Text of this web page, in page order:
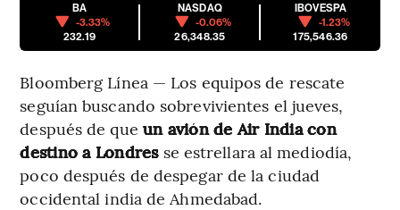
BA
-3.33%
232.19
NASDAQ
-0.06%
26,348.35
IBOVESPA
-1.23%
175,546.36
Bloomberg Línea — Los equipos de rescate
seguían buscando sobrevivientes el jueves,
después de que un avión de Air India con
destino a Londresse estrellara al mediodía,
poco después de despegar de la ciudad
occidental india de Ahmedabad.